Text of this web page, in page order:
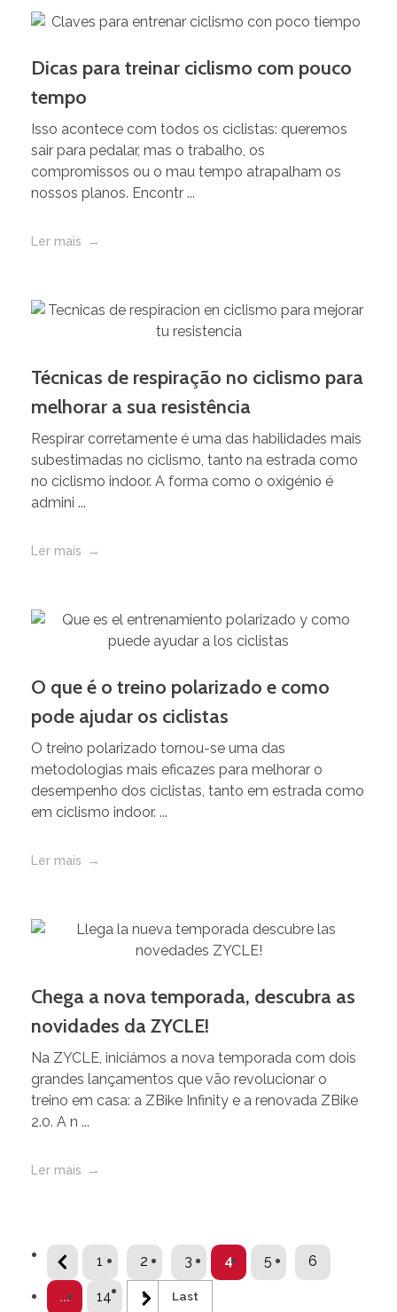
Dicas para treinar ciclismo com pouco
tempo
Isso acontece com todos os ciclistas: queremos
sair para pedalar, mas o trabalho, os
compromissos ou o mau tempo atrapalham os
nossos planos. Encontr ...
Ler mais
Técnicas de respiração no ciclismo para
melhorar a sua resistência
Respirar corretamente é uma das habilidades mais
subestimadas no ciclismo, tanto na estrada como
no ciclismo indoor. A forma como o oxigénio é
admini ...
Ler mais
O que é o treino polarizado e como
pode ajudar os ciclistas
O treino polarizado tornou-se uma das
metodologias mais eficazes para melhorar o
desempenho dos ciclistas, tanto em estrada como
em ciclismo indoor. ...
Ler mais
Chega a nova temporada, descubra as
novidades da ZYCLE!
Na ZYCLE, iniciámos a nova temporada com dois
grandes lançamentos que vão revolucionar o
treino em casa: a ZBike Infinity e a renovada ZBike
2.0. A n ...
Ler mais
1 2 3 4 5 6
... 14 Last